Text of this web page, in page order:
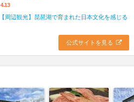
4.13
【周辺観光】琵琶湖で育まれた日本文化を感じる
公式サイトを見る